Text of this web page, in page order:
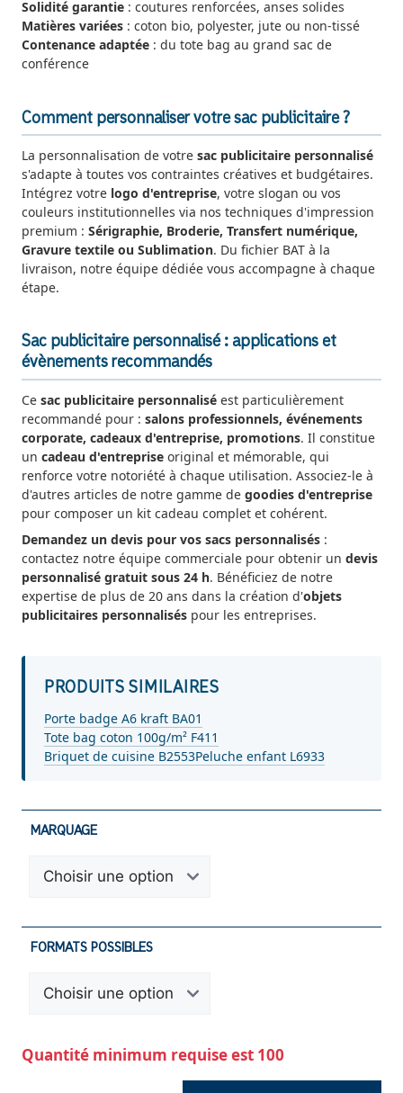
Solidité garantie : coutures renforcées, anses solides
Matières variées : coton bio, polyester, jute ou non-tissé
Contenance adaptée : du tote bag au grand sac de
conférence
Comment personnaliser votre sac publicitaire ?
La personnalisation de votre sac publicitaire personnalisé
s'adapte à toutes vos contraintes créatives et budgétaires.
Intégrez votre logo d'entreprise, votre slogan ou vos
couleurs institutionnelles via nos techniques d'impression
premium : Sérigraphie, Broderie, Transfert numérique,
Gravure textile ou Sublimation. Du fichier BAT à la
livraison, notre équipe dédiée vous accompagne à chaque
étape.
Sac publicitaire personnalisé : applications et
évènements recommandés
Ce sac publicitaire personnalisé est particulièrement
recommandé pour : salons professionnels, événements
corporate, cadeaux d'entreprise, promotions. Il constitue
un cadeau d'entreprise original et mémorable, qui
renforce votre notoriété à chaque utilisation. Associez-le à
d'autres articles de notre gamme de goodies d'entreprise
pour composer un kit cadeau complet et cohérent.
Demandez un devis pour vos sacs personnalisés :
contactez notre équipe commerciale pour obtenir un devis
personnalisé gratuit sous 24 h. Bénéficiez de notre
expertise de plus de 20 ans dans la création d'objets
publicitaires personnalisés pour les entreprises.
PRODUITS SIMILAIRES
Porte badge A6 kraft BA01
Tote bag coton 100g/m² F411
Briquet de cuisine B2553Peluche enfant L6933
MARQUAGE
FORMATS POSSIBLES
Quantité minimum requise est 100